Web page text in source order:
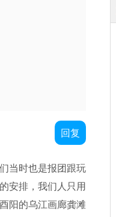
回复
当时也是报团跟玩
安排，我们人只用
阳的乌江画廊龚滩